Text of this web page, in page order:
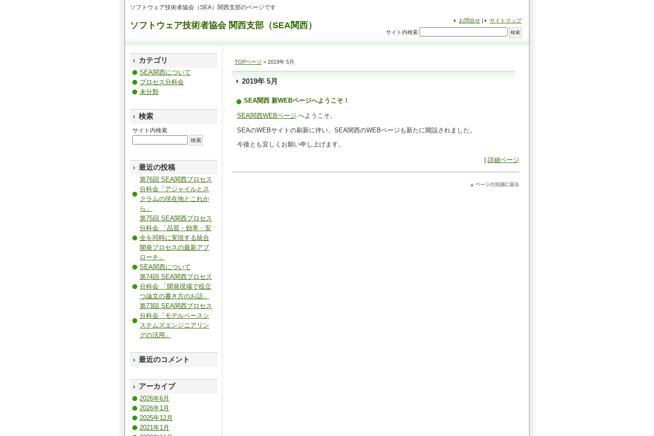
ソフトウェア技術者協会（SEA）関西支部のページです
ソフトウェア技術者協会 関西支部（SEA関西） お問合せ |
サイトマップ
サイト内検索
TOPページ > 2019年 5月
2019年 5月
SEA関西 新WEBページへようこそ！
SEA関西WEBページ へようこそ。
SEAのWEBサイトの刷新に伴い、SEA関西のWEBページも新たに開設されました。
今後とも宜しくお願い申し上げます。
詳細ページ
カテゴリ
SEA関西について
プロセス分科会
未分類
検索
サイト内検索
最近の投稿
第76回 SEA関西プロセス
分科会「アジャイルとス
クラムの現在地とこれか
ら」
第75回 SEA関西プロセス
分科会 「品質・効率・安
全を同時に実現する統合
開発プロセスの最新アプ
ローチ」
SEA関西について
第74回 SEA関西プロセス
分科会 「開発現場で役立
つ論文の書き方のお話」
第73回 SEA関西プロセス
分科会「モデルベースシ
ステムズエンジニアリン
グの活用」
最近のコメント
アーカイブ
2026年6月
2026年1月
2025年12月
2021年1月